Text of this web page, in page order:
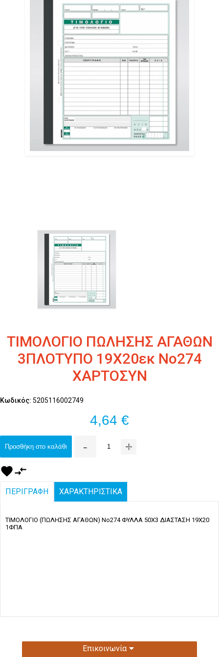
ΤΙΜΟΛΟΓΙΟ ΠΩΛΗΣΗΣ ΑΓΑΘΩΝ
3ΠΛΟΤΥΠΟ 19Χ20εκ Νο274
ΧΑΡΤΟΣΥΝ
Κωδικός: 5205116002749
4,64 €
Προσθήκη στο καλάθι - +
favoritecompare_arrows
ΠΕΡΙΓΡΑΦΗ ΧΑΡΑΚΤΗΡΙΣΤΙΚΑ
ΤΙΜΟΛΟΓΙΟ (ΠΩΛΗΣΗΣ ΑΓΑΘΩΝ) Νο274 ΦΥΛΛΑ 50Χ3 ΔΙΑΣΤΑΣΗ 19Χ20
1ΦΠΑ
Επικοινωνία